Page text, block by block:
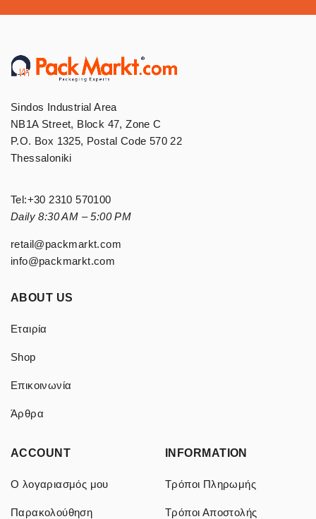
Sindos Industrial Area
NB1A Street, Block 47, Zone C
P.O. Box 1325, Postal Code 570 22
Thessaloniki
Tel:+30 2310 570100
Daily 8:30 AM – 5:00 PM
retail@packmarkt.com
info@packmarkt.com
ABOUT US
Εταιρία
Shop
Επικοινωνία
Άρθρα
ACCOUNT
Ο λογαριασμός μου
Παρακολούθηση
INFORMATION
Τρόποι Πληρωμής
Τρόποι Αποστολής